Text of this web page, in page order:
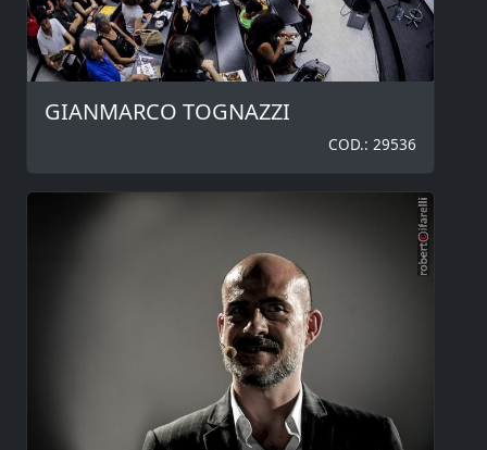
GIANMARCO TOGNAZZI
COD.: 29536